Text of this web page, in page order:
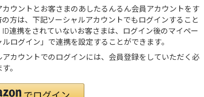
カウントとお客さまのあしたるんるん会員アカウントをす
の方は、下記ソーシャルアカウントでもログインすること
ID連携をされていないお客さまは、ログイン後のマイペー
ログイン」で連携を設定することができます。
カウントでのログインには、会員登録をしていただく必
。